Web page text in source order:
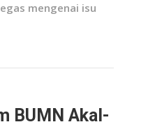
mengenai isu
BUMN Akal-